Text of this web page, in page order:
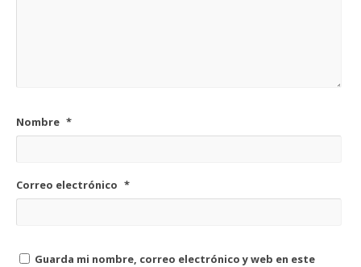
Nombre *
Correo electrónico *
Guarda mi nombre, correo electrónico y web en este